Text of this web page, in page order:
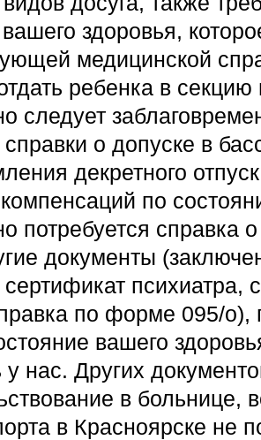
здоровья,
медицинской
ребенка в
следует
справки о допуске в
декретного
по
потребуется справка
документы
сертификат психиатра,
по форме 095/
вашего
у нас. Других
в больнице,
в Красноярске не